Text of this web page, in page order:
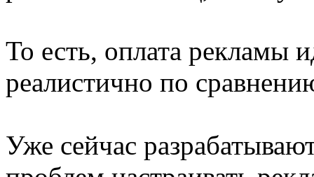
То есть, оплата рекламы
реалистично по
Уже сейчас